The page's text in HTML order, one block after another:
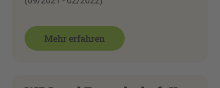
Mehr erfahren